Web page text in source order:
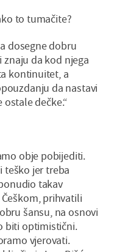
to tumačite?
dosegne dobru
da kod njega
kontinuitet, a
da nastavi
dečke.“
obje pobijediti.
teško jer treba
takav
prihvatili
šansu, na osnovi
biti optimistični.
vjerovati.